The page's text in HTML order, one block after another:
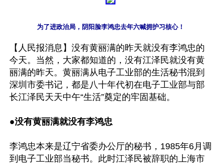
为了进政治局，阴阳脸李鸿忠去年六喊拥护习核心！
【人民报消息】没有黄丽满的昨天就没有李鸿忠的
今天。当然，大家都知道的，没有江泽民就没有黄
丽满的昨天。黄丽满从电子工业部的生活秘书混到
深圳市委书记，都是八十年代初在电子工业部与部
长江泽民天天中午“生活”奠定的牢固基础。
●没有黄丽满就没有李鸿忠
李鸿忠本来是辽宁省委办公厅的秘书，1985年6月调
到电子工业部当秘书。此时江泽民被辞职的上海市